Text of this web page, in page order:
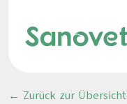
← Zurück zur Übersicht